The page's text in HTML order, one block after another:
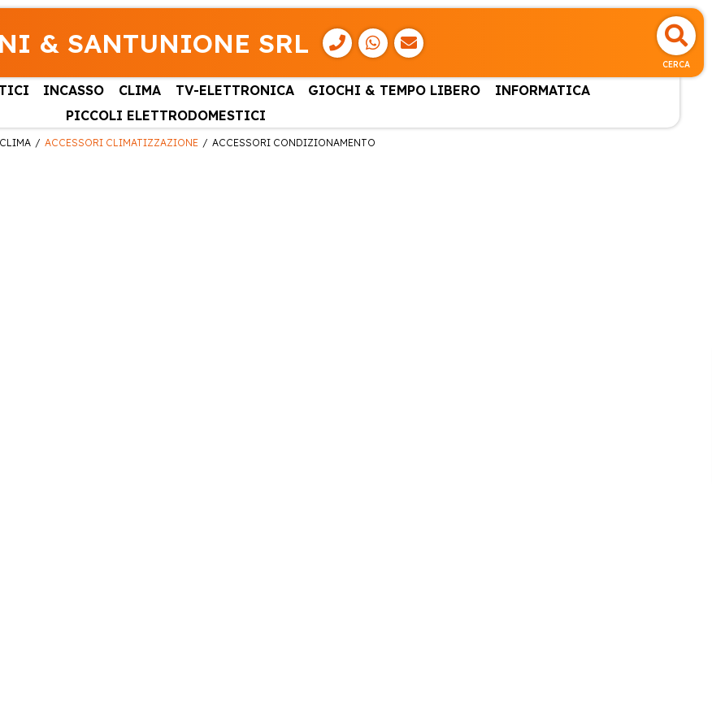
& SANTUNIONE SRL
CERCA
INCASSO CLIMA TV-ELETTRONICA GIOCHI & TEMPO LIBERO
INFORMATICA
PICCOLI ELETTRODOMESTICI
CLIMA ACCESSORI CLIMATIZZAZIONE ACCESSORI CONDIZIONAMENTO